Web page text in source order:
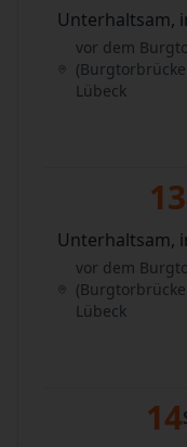
Unterhaltsam,
vor dem
Lübeck
13
Unterhaltsam,
vor dem
Lübeck
14